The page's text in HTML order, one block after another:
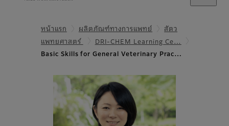
หน้าแรก ผลิตภัณฑ์ทางการแพทย์
สัตว
แพทยศาสตร์
DRI-CHEM Learning Ce…
Basic Skills for General Veterinary Prac…